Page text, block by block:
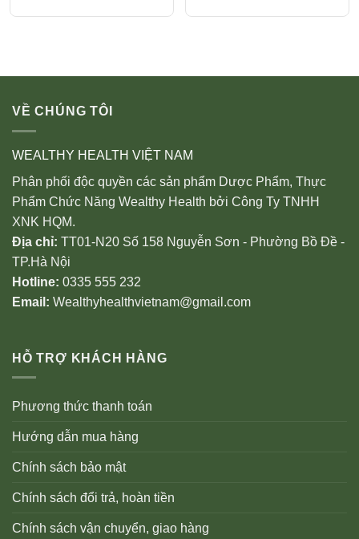
VỀ CHÚNG TÔI
WEALTHY HEALTH VIỆT NAM
Phân phối độc quyền các sản phẩm Dược Phẩm, Thực
Phẩm Chức Năng Wealthy Health bởi Công Ty TNHH
XNK HQM.
Địa chỉ: TT01-N20 Số 158 Nguyễn Sơn - Phường Bồ Đề -
TP.Hà Nội
Hotline: 0335 555 232
Email: Wealthyhealthvietnam@gmail.com
HỖ TRỢ KHÁCH HÀNG
Phương thức thanh toán
Hướng dẫn mua hàng
Chính sách bảo mật
Chính sách đổi trả, hoàn tiền
Chính sách vận chuyển, giao hàng